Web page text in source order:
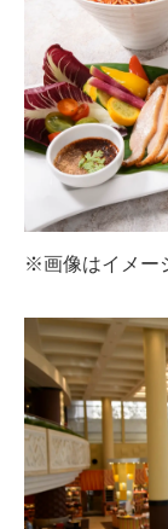
※画像はイメー